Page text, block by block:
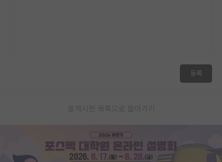
등록
게시판 목록으로 돌아가기